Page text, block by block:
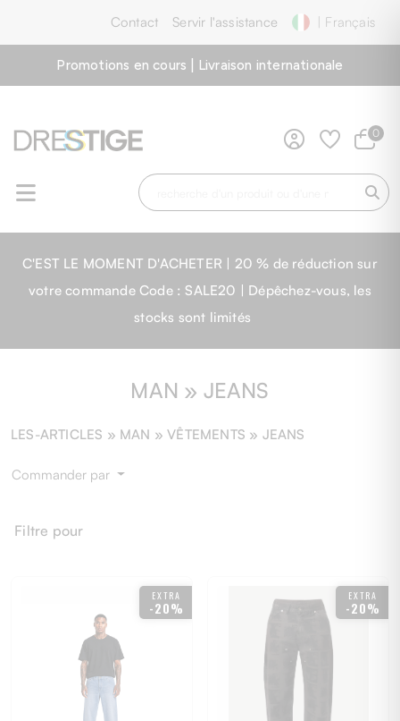
Contact Servir l'assistance | Français
Promotions en cours | Livraison internationale
0
C'EST LE MOMENT D'ACHETER | 20 % de réduction sur
votre commande Code : SALE20 | Dépêchez-vous, les
stocks sont limités
MAN » JEANS
LES-ARTICLES » MAN » VÊTEMENTS » JEANS
Commander par
Filtre pour
EXTRA
-20%
EXTRA
-20%